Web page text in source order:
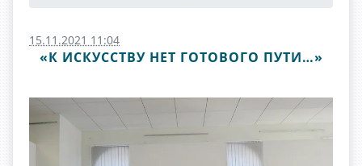
15.11.2021 11:04
«К ИСКУССТВУ НЕТ ГОТОВОГО ПУТИ…»